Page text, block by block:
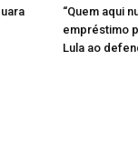
“Quem aqui
empréstimo
Lula ao